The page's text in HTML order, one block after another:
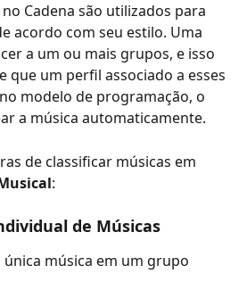
Cadena são utilizados para
acordo com seu estilo. Uma
a um ou mais grupos, e isso
que um perfil associado a esses
modelo de programação, o
a música automaticamente.
de classificar músicas em
:
de Músicas
única música em um grupo